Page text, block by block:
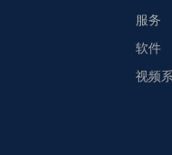
服务
软件
视频